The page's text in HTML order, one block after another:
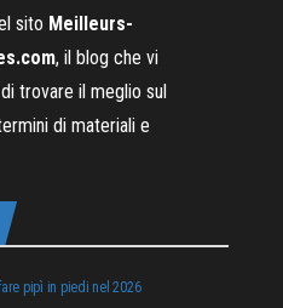
sito Meilleurs-
, il blog che vi
trovare il meglio sul
di materiali e
pipì in piedi nel 2026